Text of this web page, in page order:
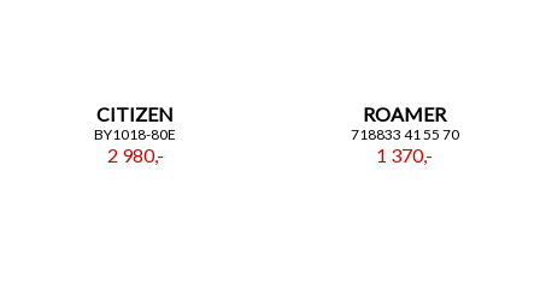
CITIZEN
BY1018-80E
2 980,-
ROAMER
718833 41 55 70
1 370,-